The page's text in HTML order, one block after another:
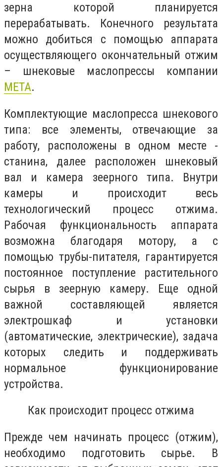
зерна которой планируется
перерабатывать. Конечного результата
можно добиться с помощью аппарата
осуществляющего окончательный отжим
– шнековые маслопрессы компании
META.
Комплектующие маслопресса шнекового
типа: все элементы, отвечающие за
работу, расположены в одном месте -
станина, далее расположен шнековый
вал и камера зеерного типа. Внутри
камеры и происходит весь
технологический процесс отжима.
Рабочая функциональность аппарата
возможна благодаря мотору, а с
помощью трубы-питателя, гарантируется
постоянное поступление растительного
сырья в зеерную камеру. Еще одной
важной составляющей является
электрошкаф и установки
(автоматические, электрические), задача
которых следить и поддерживать
нормальное функционирование
устройства.
Как происходит процесс отжима
Прежде чем начинать процесс (отжим),
необходимо подготовить сырье. В